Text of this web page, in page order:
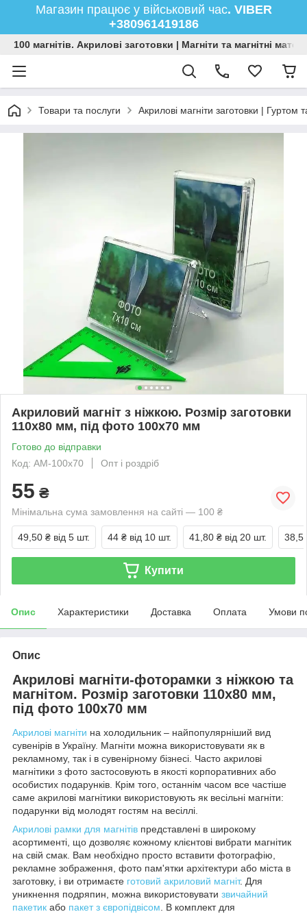
Магазин працює у військовий час. VIBER
+380961419186
100 магнітів. Акрилові заготовки | Магніти та магнітні
Товари та послуги Акрилові магніти заготовки | Гуртом
Акриловий магніт з ніжкою. Розмір заготовки
110x80 мм, під фото 100x70 мм
Готово до відправки
Код: АМ-100x70
Опт і роздріб
55 ₴
Мінімальна сума замовлення на сайті — 100 ₴
49,50 ₴ від 5 шт. 44 ₴ від 10 шт. 41,80 ₴ від 20 шт.
Купити
Опис Характеристики Доставка Оплата Умови
Опис
Акрилові магніти-фоторамки з ніжкою та
магнітом. Розмір заготовки 110x80 мм,
під фото 100x70 мм
Акрилові магніти на холодильник – найпопулярніший вид
сувенірів в Україну. Магніти можна використовувати як в
рекламному, так і в сувенірному бізнесі. Часто акрилові
магнітики з фото застосовують в якості корпоративних або
особистих подарунків. Крім того, останнім часом все частіше
саме акрилові магнітики використовують як весільні магніти:
подарунки від молодят гостям на весіллі.
Акрилові рамки для магнітів представлені в широкому
асортименті, що дозволяє кожному клієнтові вибрати магнітик
на свій смак. Вам необхідно просто вставити фотографію,
рекламне зображення, фото пам'ятки архітектури або міста в
заготовку, і ви отримаєте готовий акриловий магніт. Для
уникнення подряпин, можна використовувати звичайний
пакетик або пакет з європідвісом. В комплект для